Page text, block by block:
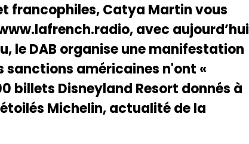
francophiles, Catya Martin vous
avec aujourd’hui
le DAB organise une manifestation
sanctions américaines n'ont «
billets Disneyland Resort donnés à
Michelin, actualité de la